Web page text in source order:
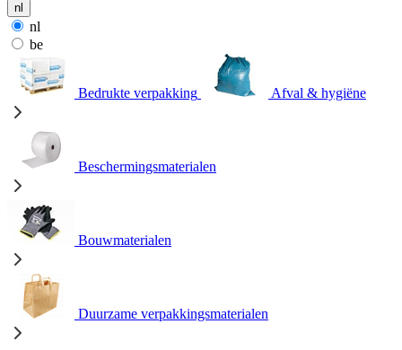
nl
nl
be
Bedrukte verpakking Afval & hygiëne
Beschermingsmaterialen
Bouwmaterialen
Duurzame verpakkingsmaterialen